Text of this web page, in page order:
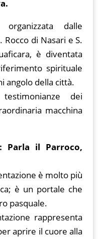
dalle
Rocco di Nasari e S.
è diventata
spirituale
angolo della città.
dei
macchina
Parla il Parroco,
è molto più
è un portale che
pasquale.
rappresenta
aprire il cuore alla